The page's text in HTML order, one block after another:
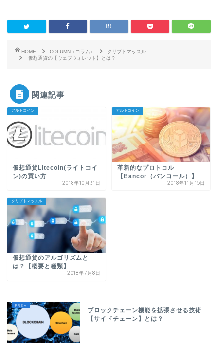
HOME COLUMN（コラム）
クリプトマッスル
仮想通貨の【ウェブウォレット】とは？
関連記事
アルトコイン
仮想通貨Litecoin(ライトコイ
ン)の買い方
2018年10月31日
アルトコイン
革新的なプロトコル
【Bancor（バンコール）】
2018年11月15日
クリプトマッスル
仮想通貨のアルゴリズムと
は？【概要と種類】
2018年7月8日
ブロックチェーン機能を拡張させる技術
【サイドチェーン】とは？